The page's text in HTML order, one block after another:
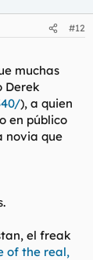
#12
muchas
Derek
), a quien
en público
novia que
el freak
of the real,